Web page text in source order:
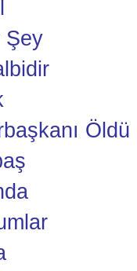
Şey
Öldü